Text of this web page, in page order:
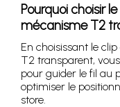
Pourquoi choisir
mécanisme T2
En choisissant le
T2 transparent,
pour guider le fil au
optimiser le
store.